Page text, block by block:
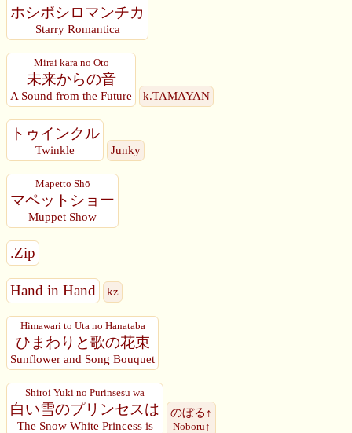
ホシボシロマンチカ
Starry Romantica
Mirai kara no Oto
未来からの音
A Sound from the Future k.TAMAYAN
トゥインクル
Twinkle Junky
Mapetto Shō
マペットショー
Muppet Show
.Zip
Hand in Hand kz
Himawari to Uta no Hanataba
ひまわりと歌の花束
Sunflower and Song Bouquet
Shiroi Yuki no Purinsesu wa
白い雪のプリンセスは
The Snow White Princess is
のぼる↑
Noboru↑